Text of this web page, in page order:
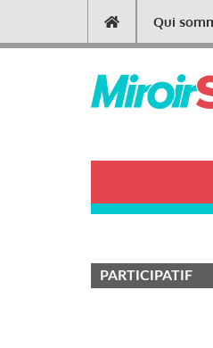
contenu
Main
navigation
Qui
PARTICIPATIF